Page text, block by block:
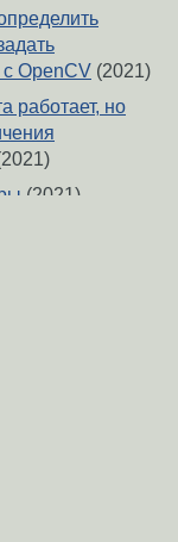
c OpenCV (2021)
работает, но
(2021)